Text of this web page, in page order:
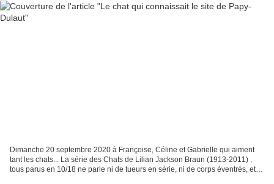
Dimanche 20 septembre 2020 à Françoise, Céline et Gabrielle qui aiment
tant les chats... La série des Chats de Lilian Jackson Braun (1913-2011) ,
tous parus en 10/18 ne parle ni de tueurs en série, ni de corps éventrés, et